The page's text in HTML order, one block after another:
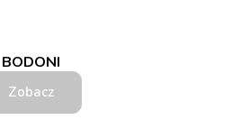
BODONI
Zobacz